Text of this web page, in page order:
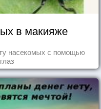
в макияже
насекомых с помощью